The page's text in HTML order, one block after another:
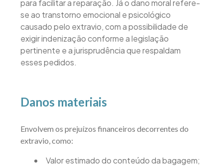
para facilitar a reparação. Já o dano moral refere-
se ao transtorno emocional e psicológico
causado pelo extravio, com a possibilidade de
exigir indenização conforme a legislação
pertinente e a jurisprudência que respaldam
esses pedidos.
Danos materiais
Envolvem os prejuízos financeiros decorrentes do
extravio, como:
Valor estimado do conteúdo da bagagem;